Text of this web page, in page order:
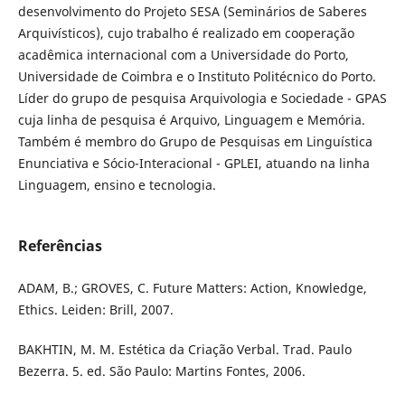
desenvolvimento do Projeto SESA (Seminários de Saberes
Arquivísticos), cujo trabalho é realizado em cooperação
acadêmica internacional com a Universidade do Porto,
Universidade de Coimbra e o Instituto Politécnico do Porto.
Líder do grupo de pesquisa Arquivologia e Sociedade - GPAS
cuja linha de pesquisa é Arquivo, Linguagem e Memória.
Também é membro do Grupo de Pesquisas em Linguística
Enunciativa e Sócio-Interacional - GPLEI, atuando na linha
Linguagem, ensino e tecnologia.
Referências
ADAM, B.; GROVES, C. Future Matters: Action, Knowledge,
Ethics. Leiden: Brill, 2007.
BAKHTIN, M. M. Estética da Criação Verbal. Trad. Paulo
Bezerra. 5. ed. São Paulo: Martins Fontes, 2006.